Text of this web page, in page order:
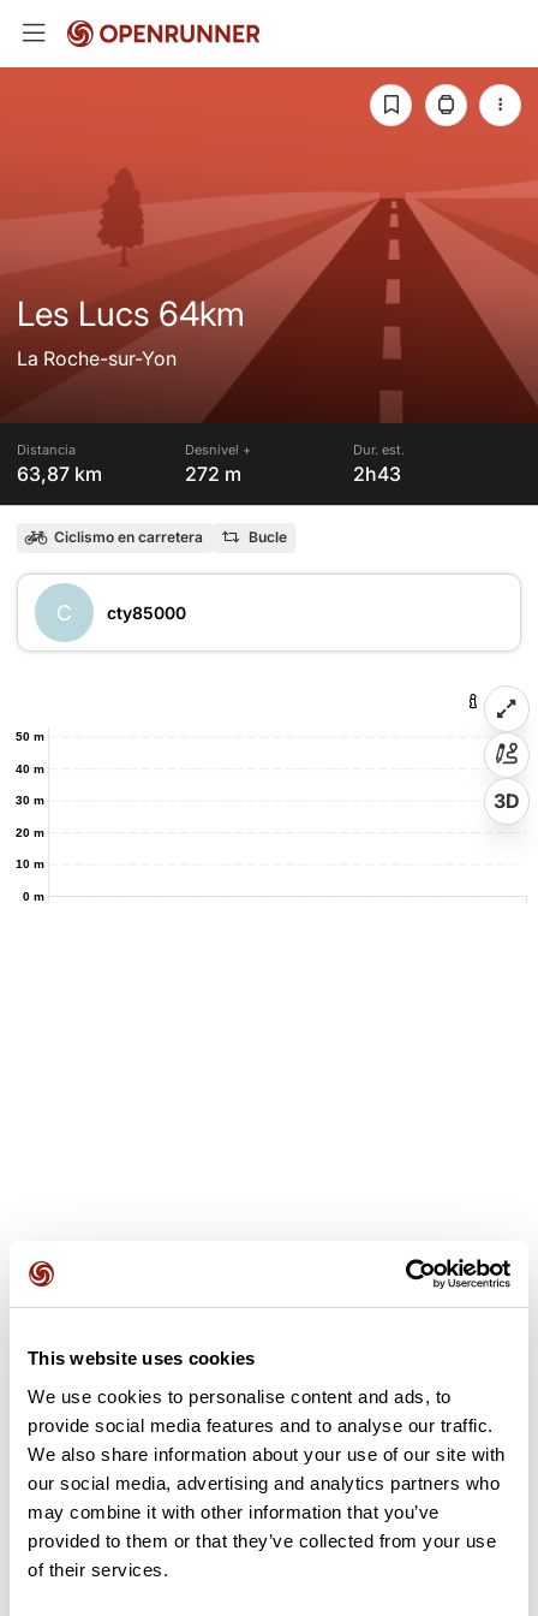
This website uses cookies
We use cookies to personalise content and ads, to
provide social media features and to analyse our traffic.
We also share information about your use of our site with
our social media, advertising and analytics partners who
may combine it with other information that you’ve
provided to them or that they’ve collected from your use
of their services.
Les Lucs 64km
La Roche-sur-Yon
Distancia
63,87 km
Desnivel +
272 m
Dur. est.
2h43
Ciclismo en carretera Bucle
C cty85000
0 m
10 m
20 m
30 m
40 m
50 m
3D
Opiniones de los usuarios
Este recorrido aún no contiene opiniones. ¿Ya lo has
completado? ¡Deja la primera opinión!
Añadir una opinión